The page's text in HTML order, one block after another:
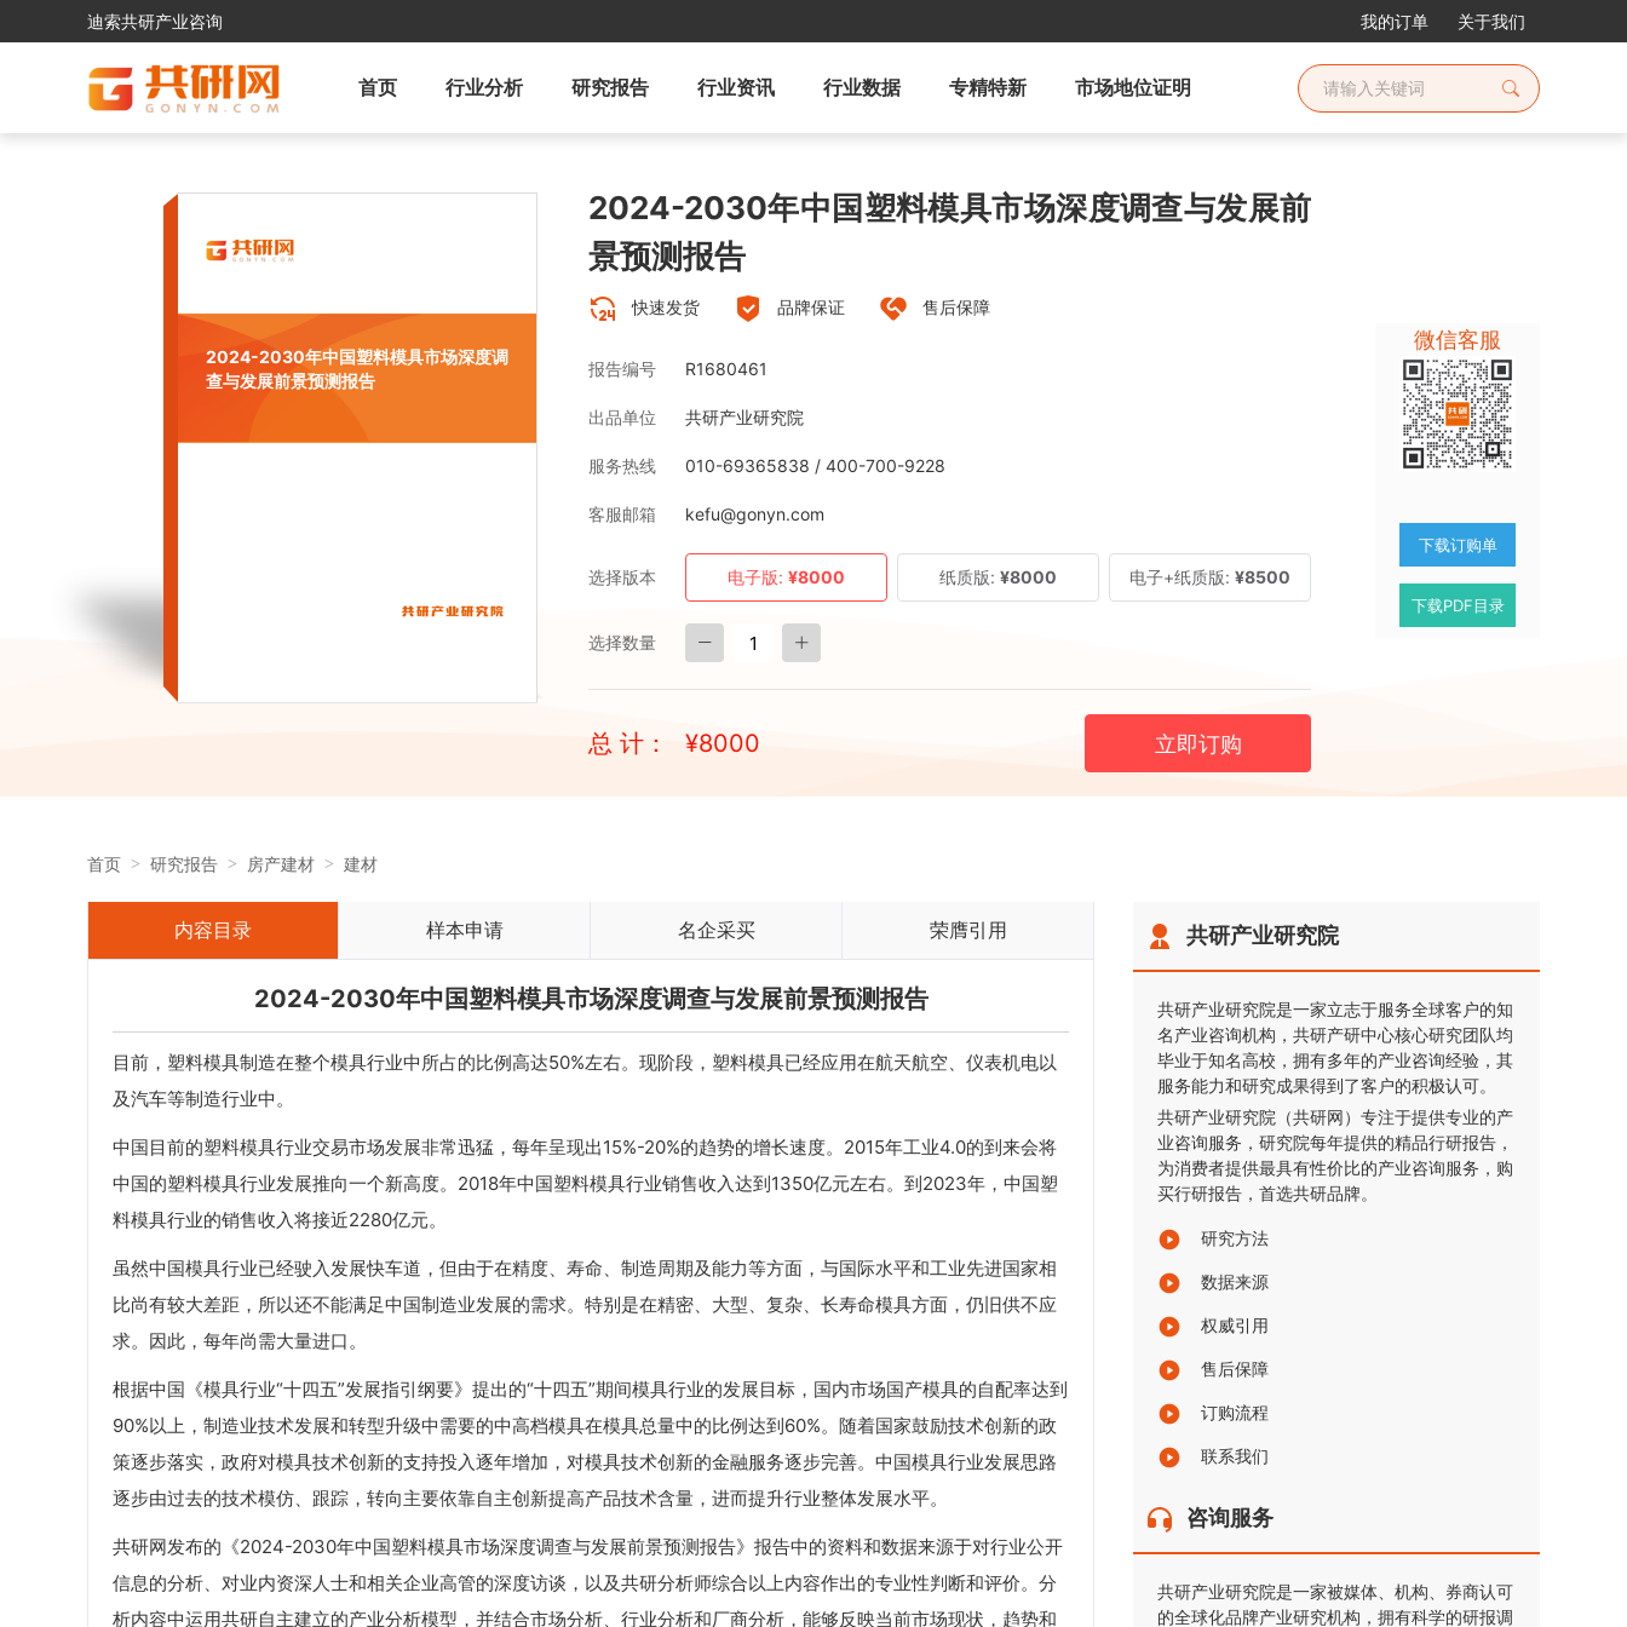
迪索共研产业咨询 我的订单 关于我们
首页 行业分析 研究报告 行业资讯 行业数据 专精特新 市场地位证明
2024-2030年中国塑料模具市场深度调
查与发展前景预测报告
2024-2030年中国塑料模具市场深度调查与发展前
景预测报告
快速发货 品牌保证 售后保障
报告编号 R1680461
出品单位 共研产业研究院
服务热线 010-69365838 / 400-700-9228
客服邮箱 kefu@gonyn.com
选择版本 电子版: ¥8000 纸质版: ¥8000 电子+纸质版: ¥8500
选择数量
总 计： ¥8000 立即订购
微信客服
下载订购单
下载PDF目录
首页 研究报告 房产建材 建材
内容目录 样本申请 名企采买 荣膺引用
2024-2030年中国塑料模具市场深度调查与发展前景预测报告
目前，塑料模具制造在整个模具行业中所占的比例高达50%左右。现阶段，塑料模具已经应用在航天航空、仪表机电以
及汽车等制造行业中。
中国目前的塑料模具行业交易市场发展非常迅猛，每年呈现出15%-20%的趋势的增长速度。2015年工业4.0的到来会将
中国的塑料模具行业发展推向一个新高度。2018年中国塑料模具行业销售收入达到1350亿元左右。到2023年，中国塑
料模具行业的销售收入将接近2280亿元。
虽然中国模具行业已经驶入发展快车道，但由于在精度、寿命、制造周期及能力等方面，与国际水平和工业先进国家相
比尚有较大差距，所以还不能满足中国制造业发展的需求。特别是在精密、大型、复杂、长寿命模具方面，仍旧供不应
求。因此，每年尚需大量进口。
根据中国《模具行业“十四五”发展指引纲要》提出的“十四五”期间模具行业的发展目标，国内市场国产模具的自配率达到
90%以上，制造业技术发展和转型升级中需要的中高档模具在模具总量中的比例达到60%。随着国家鼓励技术创新的政
策逐步落实，政府对模具技术创新的支持投入逐年增加，对模具技术创新的金融服务逐步完善。中国模具行业发展思路
逐步由过去的技术模仿、跟踪，转向主要依靠自主创新提高产品技术含量，进而提升行业整体发展水平。
共研网发布的《2024-2030年中国塑料模具市场深度调查与发展前景预测报告》报告中的资料和数据来源于对行业公开
信息的分析、对业内资深人士和相关企业高管的深度访谈，以及共研分析师综合以上内容作出的专业性判断和评价。分
析内容中运用共研自主建立的产业分析模型，并结合市场分析、行业分析和厂商分析，能够反映当前市场现状，趋势和
共研产业研究院
共研产业研究院是一家立志于服务全球客户的知
名产业咨询机构，共研产研中心核心研究团队均
毕业于知名高校，拥有多年的产业咨询经验，其
服务能力和研究成果得到了客户的积极认可。
共研产业研究院（共研网）专注于提供专业的产
业咨询服务，研究院每年提供的精品行研报告，
为消费者提供最具有性价比的产业咨询服务，购
买行研报告，首选共研品牌。
研究方法
数据来源
权威引用
售后保障
订购流程
联系我们
咨询服务
共研产业研究院是一家被媒体、机构、券商认可
的全球化品牌产业研究机构，拥有科学的研报调